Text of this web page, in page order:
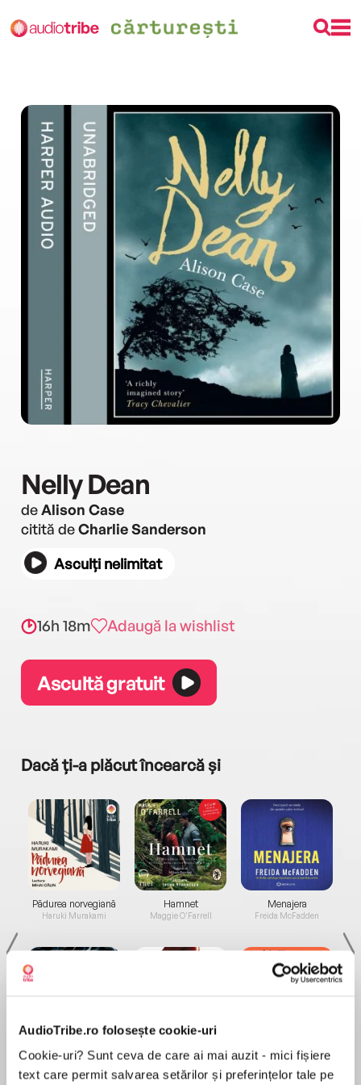
AudioTribe.ro folosește cookie-uri
Cookie-uri? Sunt ceva de care ai mai auzit - mici fișiere
text care permit salvarea setărilor și preferințelor tale pe
Nelly Dean
deAlison Case
citită deCharlie Sanderson
Asculți nelimitat
16h 18m Adaugă la wishlist
Ascultă gratuit
Dacă ți-a plăcut încearcă și
Pădurea norvegiană
Haruki Murakami
Elita de Argint (Elita
de...
Hamnet
Maggie O'Farrell
Diavolul se îmbracă de
la...
Menajera
Freida McFadden
Migdală
Sohn Won-pyung